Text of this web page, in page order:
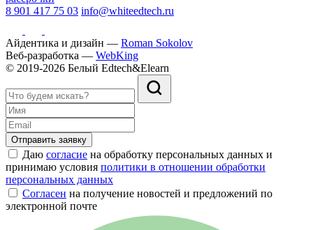
8 901 417 75 03 info@whiteedtech.ru
Айдентика и дизайн — Roman Sokolov
Веб-разработка — WebKing
© 2019-2026 Белый Edtech&Elearn
Отправить заявку
Даю согласие на обработку персональных данных и
принимаю условия политики в отношении обработки
персональных данных
Согласен на получение новостей и предложений по
электронной почте